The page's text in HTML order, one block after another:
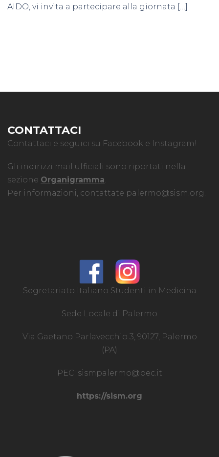
AIDO, vi invita a partecipare alla giornata […]
CONTATTACI
Contattaci e seguici su Facebook e Instagram!
Gli indirizzi mail ufficiali sono riportati nella
sezione Organigramma.
Per informazioni, contattate palermo@sism.org.
Segretariato Italiano Studenti in Medicina
Sede Locale di Palermo
Via Gaetano Parlavecchio 3, 90127, Palermo
(PA)
PEC: sismpalermo@pec.it
https://sism.org